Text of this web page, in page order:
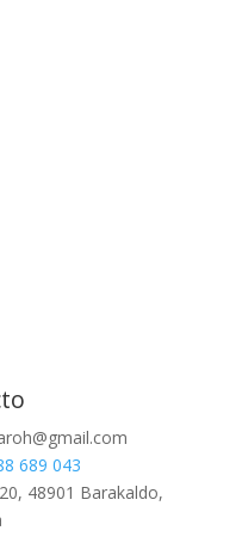
689 043
48901 Barakaldo,